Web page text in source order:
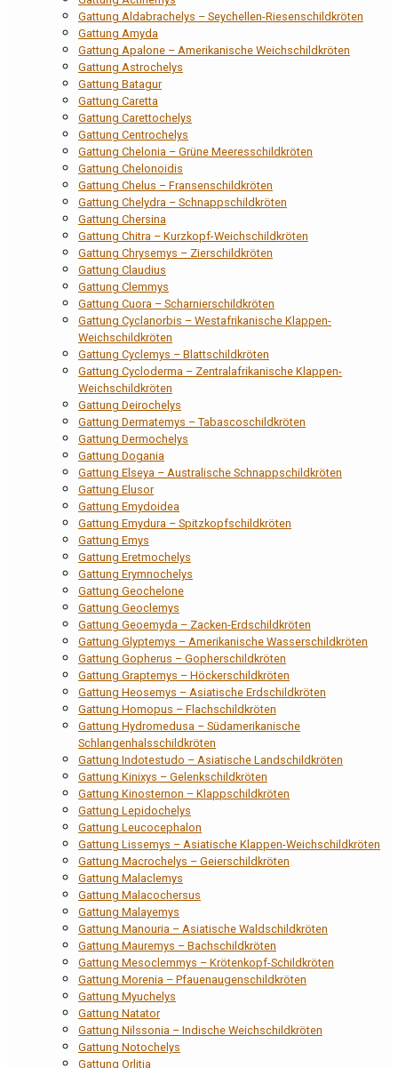
Gattung Aldabrachelys – Seychellen-Riesenschildkröten
Gattung Amyda
Gattung Apalone – Amerikanische Weichschildkröten
Gattung Astrochelys
Gattung Batagur
Gattung Caretta
Gattung Carettochelys
Gattung Centrochelys
Gattung Chelonia – Grüne Meeresschildkröten
Gattung Chelonoidis
Gattung Chelus – Fransenschildkröten
Gattung Chelydra – Schnappschildkröten
Gattung Chersina
Gattung Chitra – Kurzkopf-Weichschildkröten
Gattung Chrysemys – Zierschildkröten
Gattung Claudius
Gattung Clemmys
Gattung Cuora – Scharnierschildkröten
Gattung Cyclanorbis – Westafrikanische Klappen-
Weichschildkröten
Gattung Cyclemys – Blattschildkröten
Gattung Cycloderma – Zentralafrikanische Klappen-
Weichschildkröten
Gattung Deirochelys
Gattung Dermatemys – Tabascoschildkröten
Gattung Dermochelys
Gattung Dogania
Gattung Elseya – Australische Schnappschildkröten
Gattung Elusor
Gattung Emydoidea
Gattung Emydura – Spitzkopfschildkröten
Gattung Emys
Gattung Eretmochelys
Gattung Erymnochelys
Gattung Geochelone
Gattung Geoclemys
Gattung Geoemyda – Zacken-Erdschildkröten
Gattung Glyptemys – Amerikanische Wasserschildkröten
Gattung Gopherus – Gopherschildkröten
Gattung Graptemys – Höckerschildkröten
Gattung Heosemys – Asiatische Erdschildkröten
Gattung Homopus – Flachschildkröten
Gattung Hydromedusa – Südamerikanische
Schlangenhalsschildkröten
Gattung Indotestudo – Asiatische Landschildkröten
Gattung Kinixys – Gelenkschildkröten
Gattung Kinosternon – Klappschildkröten
Gattung Lepidochelys
Gattung Leucocephalon
Gattung Lissemys – Asiatische Klappen-Weichschildkröten
Gattung Macrochelys – Geierschildkröten
Gattung Malaclemys
Gattung Malacochersus
Gattung Malayemys
Gattung Manouria – Asiatische Waldschildkröten
Gattung Mauremys – Bachschildkröten
Gattung Mesoclemmys – Krötenkopf-Schildkröten
Gattung Morenia – Pfauenaugenschildkröten
Gattung Myuchelys
Gattung Natator
Gattung Nilssonia – Indische Weichschildkröten
Gattung Notochelys
Gattung Orlitia